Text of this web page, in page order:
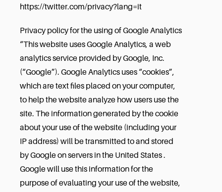
https://twitter.com/privacy?lang=it
Privacy policy for the using of Google Analytics
“This website uses Google Analytics, a web
analytics service provided by Google, Inc.
(“Google”). Google Analytics uses “cookies”,
which are text files placed on your computer,
to help the website analyze how users use the
site. The information generated by the cookie
about your use of the website (including your
IP address) will be transmitted to and stored
by Google on servers in the United States .
Google will use this information for the
purpose of evaluating your use of the website,